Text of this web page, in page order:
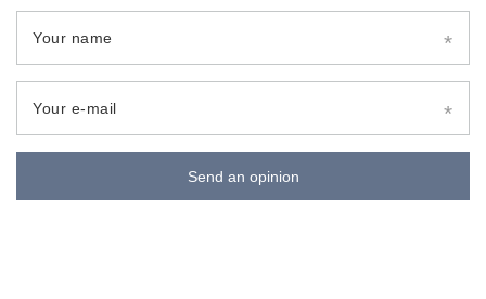
Your name
Your e-mail
Send an opinion